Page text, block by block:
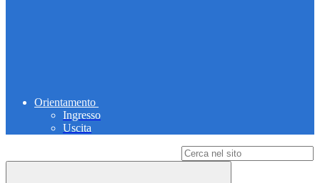
Orientamento
Ingresso
Uscita